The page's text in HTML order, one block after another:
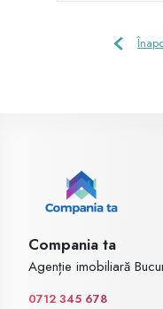
Compania ta
Agenție imobiliară
0712 345 678